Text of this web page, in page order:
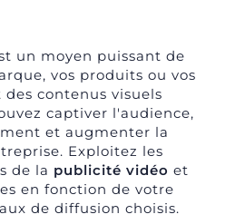
un moyen puissant de
vos produits ou vos
contenus visuels
captiver l'audience,
et augmenter la
Exploitez les
de la publicité vidéo et
en fonction de votre
de diffusion choisis.